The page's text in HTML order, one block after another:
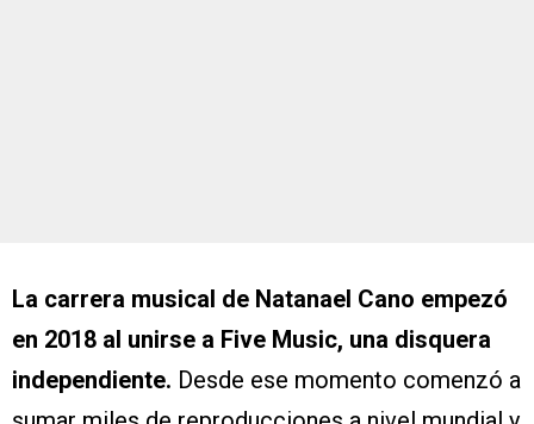
La carrera musical de Natanael Cano empezó
en 2018 al unirse a Five Music, una disquera
independiente. Desde ese momento comenzó a